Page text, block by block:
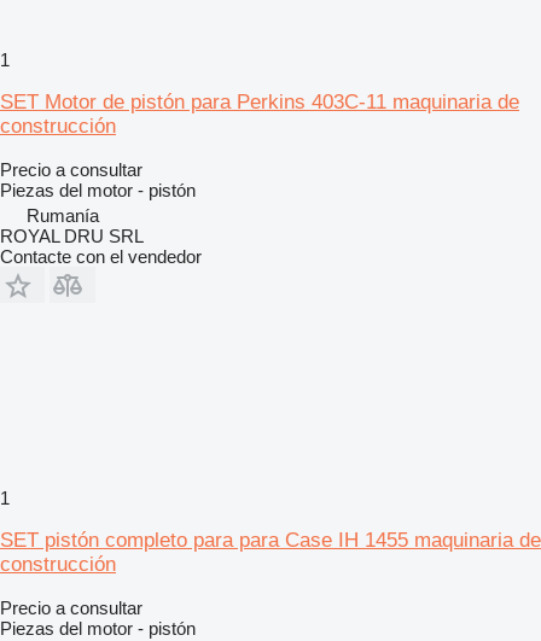
1
SET Motor de pistón para Perkins 403C-11 maquinaria de
construcción
Precio a consultar
Piezas del motor - pistón
Rumanía
ROYAL DRU SRL
Contacte con el vendedor
1
SET pistón completo para para Case IH 1455 maquinaria de
construcción
Precio a consultar
Piezas del motor - pistón